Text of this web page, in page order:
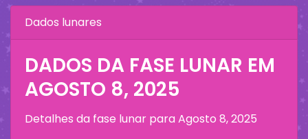
Dados lunares
DADOS DA FASE LUNAR EM
AGOSTO 8, 2025
Detalhes da fase lunar paraAgosto 8, 2025